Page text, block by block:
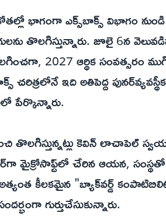
భాగంగా ఎక్స్‌బాక్స్ విభాగం
తొలగిస్తున్నారు. జూలై 6న
2027 ఆర్థిక సంవత్సరం
చరిత్రలోనే ఇది అతిపెద్ద
పేర్కొన్నారు.
తొలగిస్తున్నట్లు కెవిన్ లాచాపెల్
మైక్రోసాఫ్ట్‌‌లో చేరిన ఆయన, సంస్థతో
కీలకమైన "బ్యాక్‌వర్డ్
గుర్తుచేసుకున్నారు.